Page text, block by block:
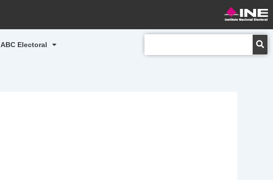
ABC Electoral